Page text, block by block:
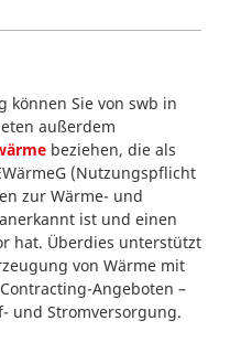
können Sie von swb in
außerdem
beziehen, die als
(Nutzungspflicht
zur Wärme- und
ist und einen
hat. Überdies unterstützt
von Wärme mit
Contracting-Angeboten –
und Stromversorgung.